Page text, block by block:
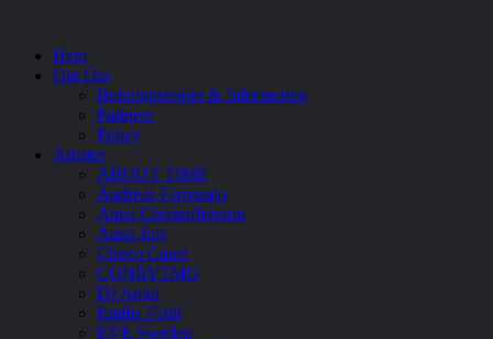
Hem
Om Oss
Bokningsregler & Information
Partners
Policy
Artister
ABOUT TIME
Andreas Ferronato
Anna Christoffersson
Anna Jois
Choco Canel
CONRYTMO
DJ Amul
Emilia Feldt
EVE Sweden